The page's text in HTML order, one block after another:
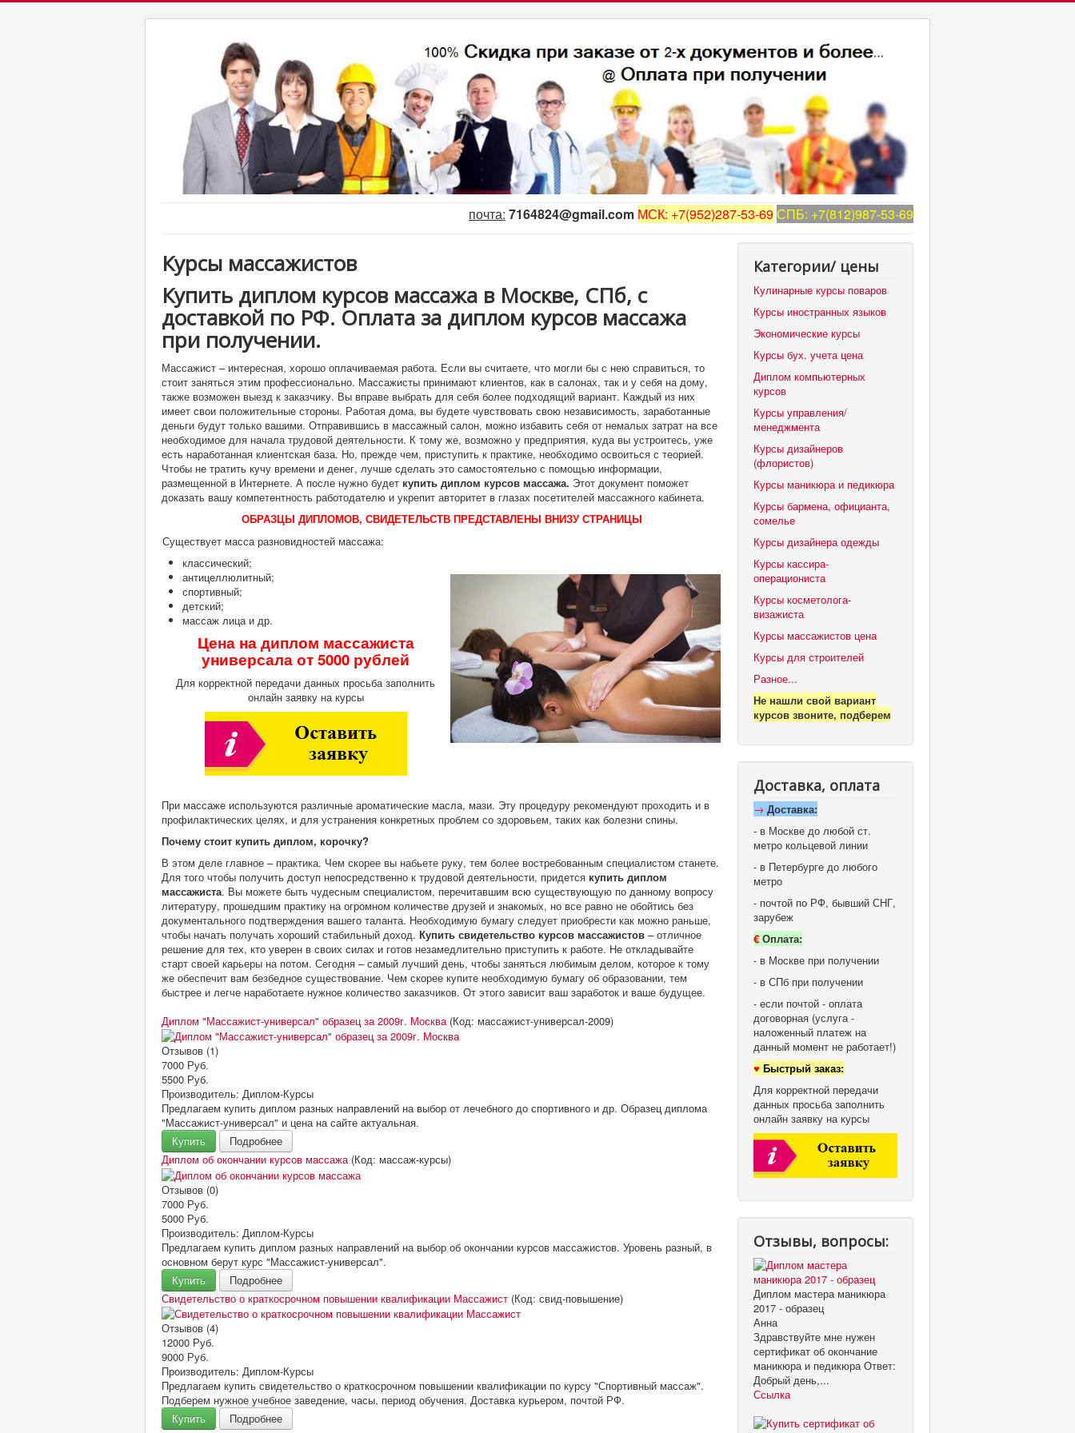
почта: 7164824@gmail.com МСК: +7(952)287-53-69СПБ: +7(812)987-53-69
Курсы массажистов
Купить диплом курсов массажа в Москве, СПб, с
доставкой по РФ. Оплата за диплом курсов массажа
при получении.
Массажист – интересная, хорошо оплачиваемая работа. Если вы считаете, что могли бы с нею справиться, то
стоит заняться этим профессионально. Массажисты принимают клиентов, как в салонах, так и у себя на дому,
также возможен выезд к заказчику. Вы вправе выбрать для себя более подходящий вариант. Каждый из них
имеет свои положительные стороны. Работая дома, вы будете чувствовать свою независимость, заработанные
деньги будут только вашими. Отправившись в массажный салон, можно избавить себя от немалых затрат на все
необходимое для начала трудовой деятельности. К тому же, возможно у предприятия, куда вы устроитесь, уже
есть наработанная клиентская база. Но, прежде чем, приступить к практике, необходимо освоиться с теорией.
Чтобы не тратить кучу времени и денег, лучше сделать это самостоятельно с помощью информации,
размещенной в Интернете. А после нужно будет купить диплом курсов массажа. Этот документ поможет
доказать вашу компетентность работодателю и укрепит авторитет в глазах посетителей массажного кабинета.
ОБРАЗЦЫ ДИПЛОМОВ, СВИДЕТЕЛЬСТВ ПРЕДСТАВЛЕНЫ ВНИЗУ СТРАНИЦЫ
Существует масса разновидностей массажа:
классический;
антицеллюлитный;
спортивный;
детский;
массаж лица и др.
Цена на диплом массажиста
универсала от 5000 рублей
Для корректной передачи данных просьба заполнить
онлайн заявку на курсы
При массаже используются различные ароматические масла, мази. Эту процедуру рекомендуют проходить и в
профилактических целях, и для устранения конкретных проблем со здоровьем, таких как болезни спины.
Почему стоит купить диплом, корочку?
В этом деле главное – практика. Чем скорее вы набьете руку, тем более востребованным специалистом станете.
Для того чтобы получить доступ непосредственно к трудовой деятельности, придется купить диплом
массажиста. Вы можете быть чудесным специалистом, перечитавшим всю существующую по данному вопросу
литературу, прошедшим практику на огромном количестве друзей и знакомых, но все равно не обойтись без
документального подтверждения вашего таланта. Необходимую бумагу следует приобрести как можно раньше,
чтобы начать получать хороший стабильный доход. Купить свидетельство курсов массажистов – отличное
решение для тех, кто уверен в своих силах и готов незамедлительно приступить к работе. Не откладывайте
старт своей карьеры на потом. Сегодня – самый лучший день, чтобы заняться любимым делом, которое к тому
же обеспечит вам безбедное существование. Чем скорее купите необходимую бумагу об образовании, тем
быстрее и легче наработаете нужное количество заказчиков. От этого зависит ваш заработок и ваше будущее.
Диплом "Массажист-универсал" образец за 2009г. Москва (Код: массажист-универсал-2009)
Отзывов (1)
7000 Руб.
5500 Руб.
Производитель: Диплом-Курсы
Предлагаем купить диплом разных направлений на выбор от лечебного до спортивного и др. Образец диплома
"Массажист-универсал" и цена на сайте актуальная.
Купить
Подробнее
Диплом об окончании курсов массажа (Код: массаж-курсы)
Отзывов (0)
7000 Руб.
5000 Руб.
Производитель: Диплом-Курсы
Предлагаем купить диплом разных направлений на выбор об окончании курсов массажистов. Уровень разный, в
основном берут курс "Массажист-универсал".
Купить
Подробнее
Свидетельство о краткосрочном повышении квалификации Массажист (Код: свид-повышение)
Отзывов (4)
12000 Руб.
9000 Руб.
Производитель: Диплом-Курсы
Предлагаем купить свидетельство о краткосрочном повышении квалификации по курсу "Спортивный массаж".
Подберем нужное учебное заведение, часы, период обучения. Доставка курьером, почтой РФ.
Купить
Подробнее
Категории/ цены
Кулинарные курсы поваров
Курсы иностранных языков
Экономические курсы
Курсы бух. учета цена
Диплом компьютерных
курсов
Курсы управления/
менеджмента
Курсы дизайнеров
(флористов)
Курсы маникюра и педикюра
Курсы бармена, официанта,
сомелье
Курсы дизайнера одежды
Курсы кассира-
операциониста
Курсы косметолога-
визажиста
Курсы массажистов цена
Курсы для строителей
Разное...
Не нашли свой вариант
курсов звоните, подберем
Доставка, оплата
→ Доставка:
- в Москве до любой ст.
метро кольцевой линии
- в Петербурге до любого
метро
- почтой по РФ, бывший СНГ,
зарубеж
€Оплата:
- в Москве при получении
- в СПб при получении
- если почтой - оплата
договорная (услуга -
наложенный платеж на
данный момент не работает!)
♥ Быстрый заказ:
Для корректной передачи
данных просьба заполнить
онлайн заявку на курсы
Отзывы, вопросы:
Диплом мастера маникюра
2017 - образец
Анна
Здравствуйте мне нужен
сертификат об окончание
маникюра и педикюра Ответ:
Добрый день,...
Ссылка